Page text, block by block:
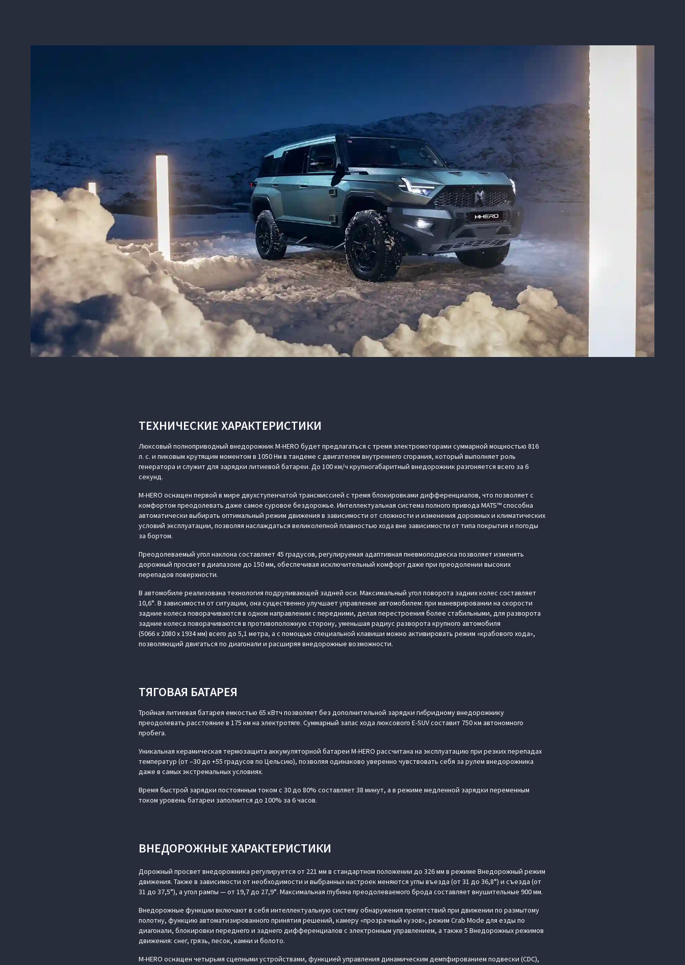
ТЕХНИЧЕСКИЕ ХАРАКТЕРИСТИКИ
Люксовый полноприводный внедорожник M‑HERO будет предлагаться с тремя электромоторами суммарной мощностью 816
л. с. и пиковым крутящим моментом в 1050 Нм в тандеме с двигателем внутреннего сгорания, который выполняет роль
генератора и служит для зарядки литиевой батареи. До 100 км/ч крупногабаритный внедорожник разгоняется всего за 6
секунд.
M‑HERO оснащен первой в мире двухступенчатой трансмиссией с тремя блокировками дифференциалов, что позволяет с
комфортом преодолевать даже самое суровое бездорожье. Интеллектуальная система полного привода MATS™ способна
автоматически выбирать оптимальный режим движения в зависимости от сложности и изменения дорожных и климатических
условий эксплуатации, позволяя наслаждаться великолепной плавностью хода вне зависимости от типа покрытия и погоды
за бортом.
Преодолеваемый угол наклона составляет 45 градусов, регулируемая адаптивная пневмоподвеска позволяет изменять
дорожный просвет в диапазоне до 150 мм, обеспечивая исключительный комфорт даже при преодолении высоких
перепадов поверхности.
В автомобиле реализована технология подруливающей задней оси. Максимальный угол поворота задних колес составляет
10,6°. В зависимости от ситуации, она существенно улучшает управление автомобилем: при маневрировании на скорости
задние колеса поворачиваются в одном направлении с передними, делая перестроения более стабильными, для разворота
задние колеса поворачиваются в противоположную сторону, уменьшая радиус разворота крупного автомобиля
(5066 х 2080 х 1934 мм) всего до 5,1 метра, а с помощью специальной клавиши можно активировать режим «крабового хода»,
позволяющий двигаться по диагонали и расширяя внедорожные возможности.
ТЯГОВАЯ БАТАРЕЯ
Тройная литиевая батарея емкостью 65 кВтч позволяет без дополнительной зарядки гибридному внедорожнику
преодолевать расстояние в 175 км на электротяге. Суммарный запас хода люксового E-SUV составит 750 км автономного
пробега.
Уникальная керамическая термозащита аккумуляторной батареи M‑HERO рассчитана на эксплуатацию при резких перепадах
температур (от –30 до +55 градусов по Цельсию), позволяя одинаково уверенно чувствовать себя за рулем внедорожника
даже в самых экстремальных условиях.
Время быстрой зарядки постоянным током с 30 до 80% составляет 38 минут, а в режиме медленной зарядки переменным
током уровень батареи заполнится до 100% за 6 часов.
ВНЕДОРОЖНЫЕ ХАРАКТЕРИСТИКИ
Дорожный просвет внедорожника регулируется от 221 мм в стандартном положении до 326 мм в режиме Внедорожный режим
движения. Также в зависимости от необходимости и выбранных настроек меняются углы въезда (от 31 до 36,8°) и съезда (от
31 до 37,5°), а угол рампы — от 19,7 до 27,9°. Максимальная глубина преодолеваемого брода составляет внушительные 900 мм.
Внедорожные функции включают в себя интеллектуальную систему обнаружения препятствий при движении по размытому
полотну, функцию автоматизированного принятия решений, камеру «прозрачный кузов», режим Crab Mode для езды по
диагонали, блокировки переднего и заднего дифференциалов с электронным управлением, а также 5 Внедорожных режимов
движения: снег, грязь, песок, камни и болото.
M‑HERO оснащен четырьмя сцепными устройствами, функцией управления динамическим демпфированием подвески (CDC),